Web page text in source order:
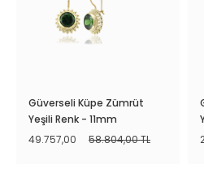
Güverseli Küpe Zümrüt
Yeşili Renk - 11mm
49.757,00
58.804,00 TL